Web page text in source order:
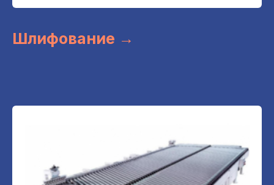
Шлифование →